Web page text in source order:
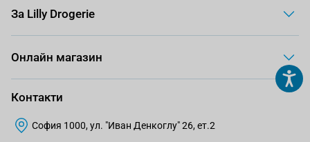
За Lilly Drogerie
Онлайн магазин
Контакти
София 1000, ул. "Иван Денкоглу" 26, ет.2